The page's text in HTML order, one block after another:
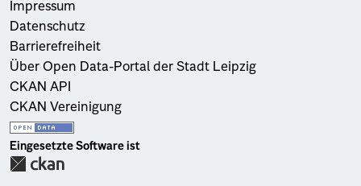
Impressum
Datenschutz
Barrierefreiheit
Über Open Data-Portal der Stadt Leipzig
CKAN API
CKAN Vereinigung
Eingesetzte Software ist